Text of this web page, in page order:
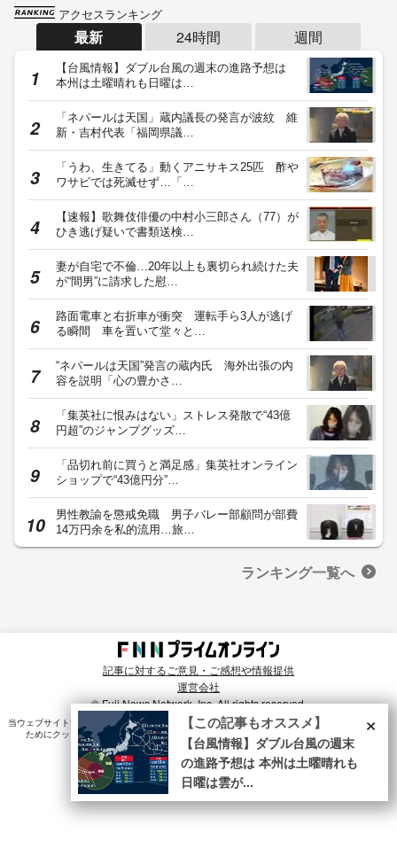
アクセスランキング
最新 24時間 週間
【台風情報】ダブル台風の週末の進路予想は
本州は土曜晴れも日曜は…
「ネパールは天国」蔵内議長の発言が波紋 維
新・吉村代表「福岡県議…
「うわ、生きてる」動くアニサキス25匹 酢や
ワサビでは死滅せず…「…
【速報】歌舞伎俳優の中村小三郎さん（77）が
ひき逃げ疑いで書類送検…
妻が自宅で不倫…20年以上も裏切られ続けた夫
が“間男”に請求した慰…
路面電車と右折車が衝突 運転手ら3人が逃げ
る瞬間 車を置いて堂々と…
“ネパールは天国”発言の蔵内氏 海外出張の内
容を説明「心の豊かさ…
「集英社に恨みはない」ストレス発散で“43億
円超”のジャンプグッズ…
「品切れ前に買うと満足感」集英社オンライン
ショップで“43億円分”…
男性教諭を懲戒免職 男子バレー部顧問が部費
14万円余を私的流用…旅…
ランキング一覧へ
記事に対するご意見・ご感想や情報提供
運営会社
© Fuji News Network, Inc. All rights reserved.
当ウェブサイトでは、ユーザのニーズ・興味・関⼼に合致したコンテンツや広告配信を提供する
ためにクッキーを使⽤しています。詳細は、プライバシーポリシー をご確認ください。×
【この記事もオススメ】
【台風情報】ダブル台風の週末
の進路予想は 本州は土曜晴れも
日曜は雲が...